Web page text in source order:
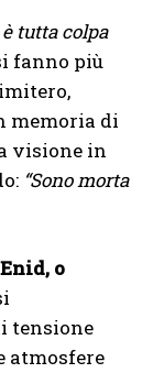
tutta colpa
fanno più
memoria di
visione in
“Sono morta
o
tensione
atmosfere